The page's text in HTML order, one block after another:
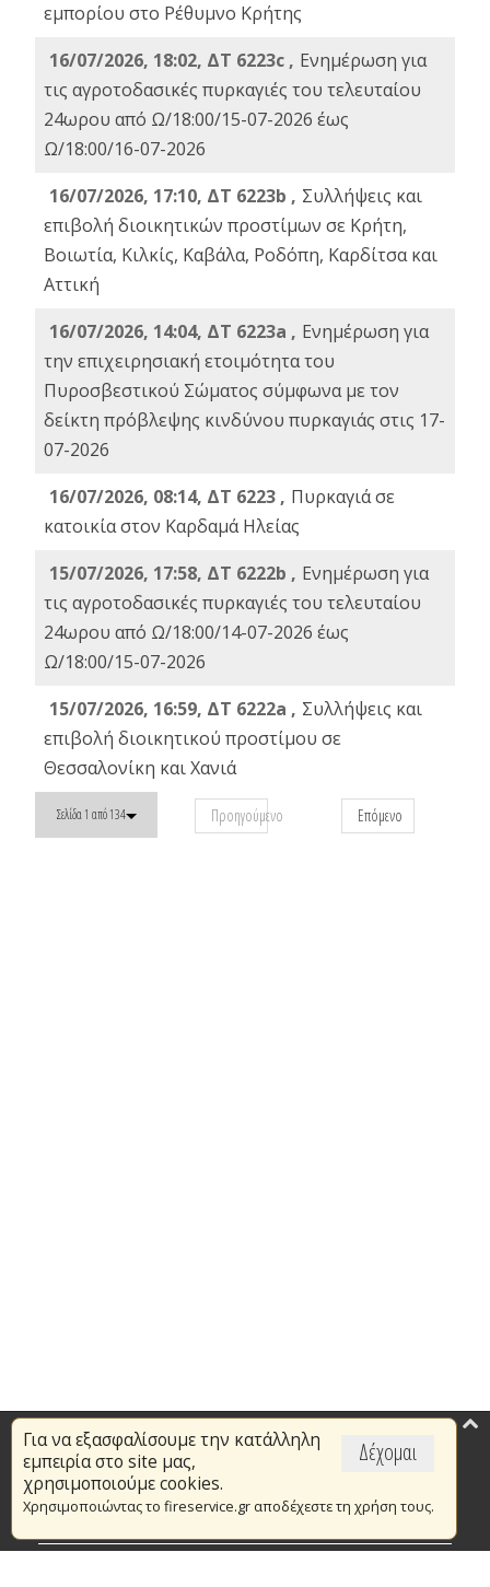
εμπορίου στο Ρέθυμνο Κρήτης
16/07/2026, 18:02, ΔΤ 6223c , Ενημέρωση για
τις αγροτοδασικές πυρκαγιές του τελευταίου
24ωρου από Ω/18:00/15-07-2026 έως
Ω/18:00/16-07-2026
16/07/2026, 17:10, ΔΤ 6223b , Συλλήψεις και
επιβολή διοικητικών προστίμων σε Κρήτη,
Βοιωτία, Κιλκίς, Καβάλα, Ροδόπη, Καρδίτσα και
Αττική
16/07/2026, 14:04, ΔΤ 6223a , Ενημέρωση για
την επιχειρησιακή ετοιμότητα του
Πυροσβεστικού Σώματος σύμφωνα με τον
δείκτη πρόβλεψης κινδύνου πυρκαγιάς στις 17-
07-2026
16/07/2026, 08:14, ΔΤ 6223 , Πυρκαγιά σε
κατοικία στον Καρδαμά Ηλείας
15/07/2026, 17:58, ΔΤ 6222b , Ενημέρωση για
τις αγροτοδασικές πυρκαγιές του τελευταίου
24ωρου από Ω/18:00/14-07-2026 έως
Ω/18:00/15-07-2026
15/07/2026, 16:59, ΔΤ 6222a , Συλλήψεις και
επιβολή διοικητικού προστίμου σε
Θεσσαλονίκη και Χανιά
Σελίδα 1 από 134 Προηγούμενο Επόμενο
Δέχομαι
Για να εξασφαλίσουμε την κατάλληλη
εμπειρία στο site μας,
χρησιμοποιούμε cookies.
Χρησιμοποιώντας το fireservice.gr αποδέχεστε τη χρήση τους.
Επικαιρότητα
Το Πυροσβεστικό Σώμα